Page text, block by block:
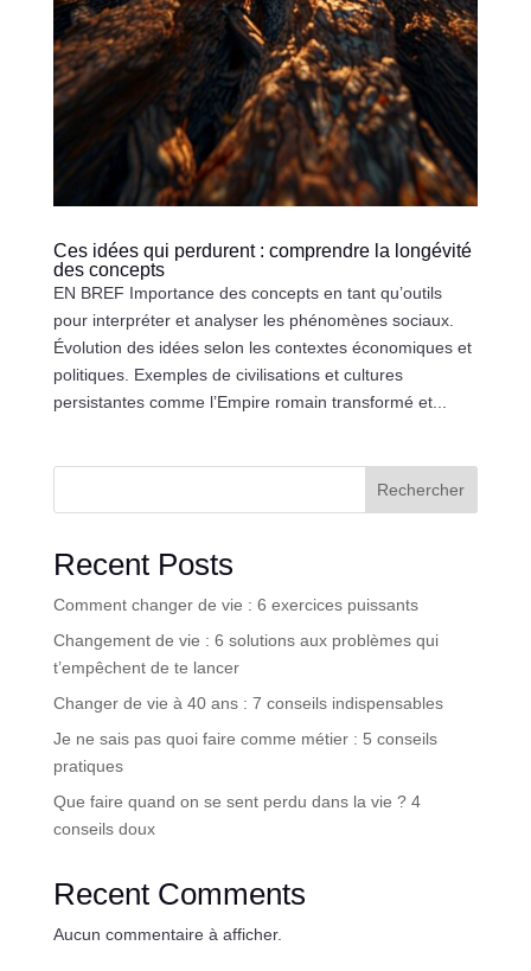
Ces idées qui perdurent : comprendre la longévité
des concepts
EN BREF Importance des concepts en tant qu’outils
pour interpréter et analyser les phénomènes sociaux.
Évolution des idées selon les contextes économiques et
politiques. Exemples de civilisations et cultures
persistantes comme l’Empire romain transformé et...
Rechercher
Recent Posts
Comment changer de vie : 6 exercices puissants
Changement de vie : 6 solutions aux problèmes qui
t’empêchent de te lancer
Changer de vie à 40 ans : 7 conseils indispensables
Je ne sais pas quoi faire comme métier : 5 conseils
pratiques
Que faire quand on se sent perdu dans la vie ? 4
conseils doux
Recent Comments
Aucun commentaire à afficher.